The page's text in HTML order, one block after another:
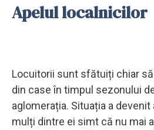
Apelul localnicilor
Locuitorii sunt sfătuiți chiar
din case în timpul sezonului
aglomerația. Situația a
mulți dintre ei simt că nu mai